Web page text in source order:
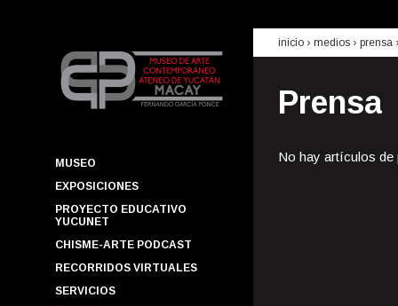
MUSEO
EXPOSICIONES
PROYECTO EDUCATIVO
YUCUNET
CHISME-ARTE PODCAST
RECORRIDOS VIRTUALES
SERVICIOS
inicio › medios › prensa
Prensa
No hay artículos de